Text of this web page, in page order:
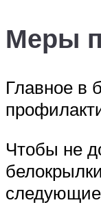
Меры
Главное в
Чтобы не